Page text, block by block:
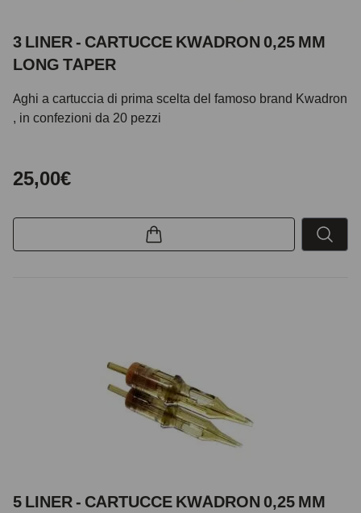
3 LINER - CARTUCCE KWADRON 0,25 MM
LONG TAPER
Aghi a cartuccia di prima scelta del famoso brand Kwadron
, in confezioni da 20 pezzi
25,00€
5 LINER - CARTUCCE KWADRON 0,25 MM